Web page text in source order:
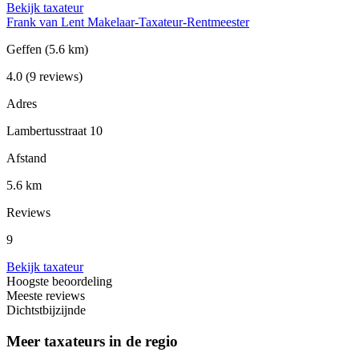
Bekijk taxateur
Frank van Lent Makelaar-Taxateur-Rentmeester
Geffen (5.6 km)
4.0 (9 reviews)
Adres
Lambertusstraat 10
Afstand
5.6 km
Reviews
9
Bekijk taxateur
Hoogste beoordeling
Meeste reviews
Dichtstbijzijnde
Meer taxateurs in de regio